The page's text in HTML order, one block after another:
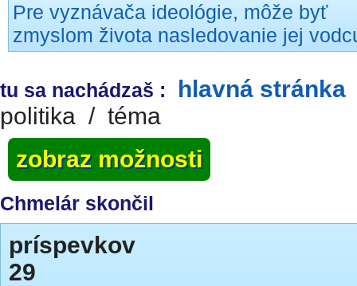
Pre vyznávača ideológie, môže byť
zmyslom života nasledovanie jej
tu sa nachádzaš : hlavná stránka
politika / téma
zobraz možnosti
Chmelár skončil
príspevkov
29